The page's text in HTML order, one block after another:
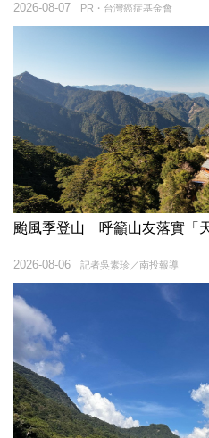
PR・台灣癌症基金會
2026-08-07
颱風季登山 呼籲山友落實「
記者吳素珍／南投報導
2026-08-06